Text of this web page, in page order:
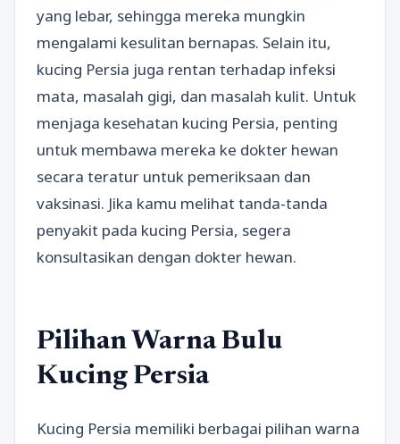
yang lebar, sehingga mereka mungkin
mengalami kesulitan bernapas. Selain itu,
kucing Persia juga rentan terhadap infeksi
mata, masalah gigi, dan masalah kulit. Untuk
menjaga kesehatan kucing Persia, penting
untuk membawa mereka ke dokter hewan
secara teratur untuk pemeriksaan dan
vaksinasi. Jika kamu melihat tanda-tanda
penyakit pada kucing Persia, segera
konsultasikan dengan dokter hewan.
Pilihan Warna Bulu
Kucing Persia
Kucing Persia memiliki berbagai pilihan warna